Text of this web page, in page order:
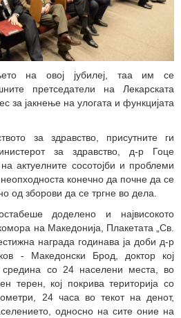
на овој јубилеј, таа им се
претседатели на Лекарската
за јакнење на улогата и функцијата
за здравство, присутните ги
за здравство, д-р Гоце
актуелните сосотојби и проблеми
конечно да почне да се
од зборови да се тргне во дела.
доделено и највисокото
на Македонија, Плакетата „Св.
награда годинава ја доби д-р
- Македонски Брод, доктор кој
со 24 населени места, во
терен, кој покрива територија со
24 часа во текот на денот,
односно на сите оние на